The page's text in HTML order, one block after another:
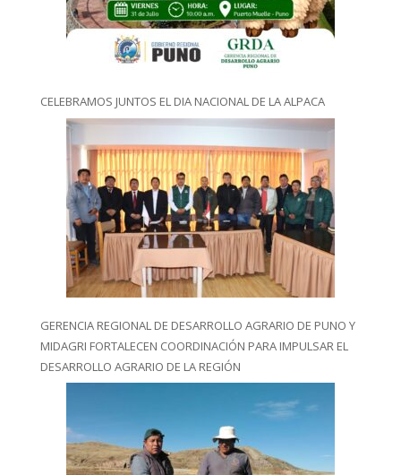
CELEBRAMOS JUNTOS EL DIA NACIONAL DE LA ALPACA
GERENCIA REGIONAL DE DESARROLLO AGRARIO DE PUNO Y
MIDAGRI FORTALECEN COORDINACIÓN PARA IMPULSAR EL
DESARROLLO AGRARIO DE LA REGIÓN